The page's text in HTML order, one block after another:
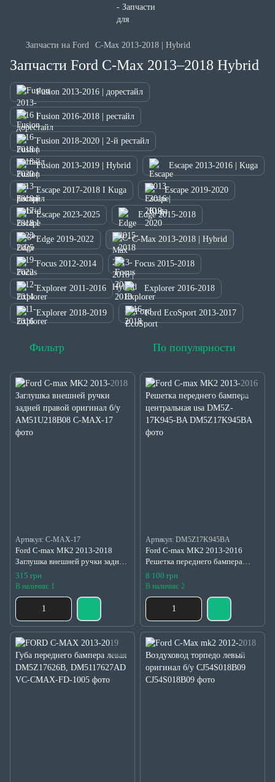
Запчасти на Ford C-Max 2013-2018 | Hybrid
Запчасти Ford C-Max 2013–2018 Hybrid
Fusion 2013-2016 | дорестайл
Fusion 2016-2018 | рестайл
Fusion 2018-2020 | 2-й рестайл
Fusion 2013-2019 | Hybrid Escape 2013-2016 | Kuga
Escape 2017-2018 I Kuga Escape 2019-2020
Escape 2023-2025 Edge 2015-2018
Edge 2019-2022 C-Max 2013-2018 | Hybrid
Focus 2012-2014 Focus 2015-2018
Explorer 2011-2016 Explorer 2016-2018
Explorer 2018-2019 Ford EcoSport 2013-2017
Фильтр По популярности
Артикул: C-MAX-17
Ford C-max MK2 2013-2018
Заглушка внешней ручки задней
правой оригинал б/у
AM51U218B08
315 грн
В наличии: 1
Артикул: DM5Z17K945BA
Ford C-max MK2 2013-2016
Решетка переднего бампера
центральная usa DM5Z-17K945-
BA
8 100 грн
В наличии: 2